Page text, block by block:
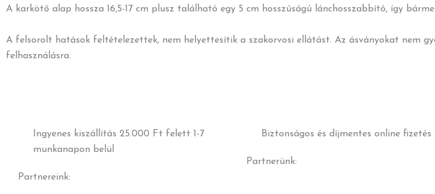
A karkötő alap hossza 16,5-17 cm plusz található egy 5 cm hosszúságú lánchosszabbító, így
A felsorolt hatások feltételezettek, nem helyettesítik a szakorvosi ellátást. Az ásványokat nem
felhasználásra.
Ingyenes kiszállítás 25.000 Ft felett 1-7
munkanapon belül
Partnereink:
Biztonságos és díjmentes online fizetés
Partnerünk: